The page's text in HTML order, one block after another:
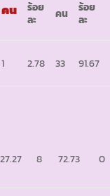
คน
ร้อย
ละ
คน
ร้อย
ละ
1 2.78 33 91.67
27.27 8 72.73 0